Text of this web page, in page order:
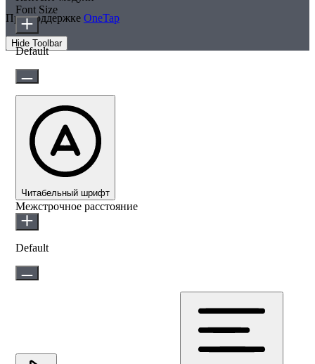
При поддержке OneTap
Hide Toolbar
Font Size
Default
Читабельный шрифт
Межстрочное расстояние
Default